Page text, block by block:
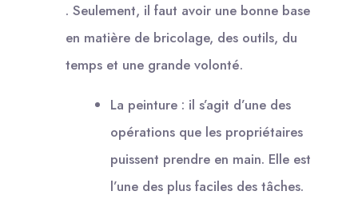
. Seulement, il faut avoir une bonne base
en matière de bricolage, des outils, du
temps et une grande volonté.
La peinture : il s’agit d’une des
opérations que les propriétaires
puissent prendre en main. Elle est
l’une des plus faciles des tâches.